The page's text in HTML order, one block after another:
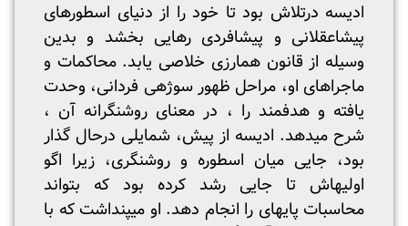
ادیسه درتلاش بود تا خود را از دنیای اسطوره­ای
پیشاعقلانی و پیشافردی رهایی بخشد و بدین
وسیله از قانون هم­ارزی خلاصی یابد. محاکمات و
ماجراهای او، مراحل ظهور سوژه­ی فردانی، وحدت
یافته و هدفمند را ، در معنای روشنگرانه آن ،
شرح می­دهد. ادیسه از پیش، شمایلی درحال گذار
بود، جایی میان اسطوره و روشنگری، زیرا اگو
اولیه­اش تا جایی رشد کرده بود که بتواند
محاسبات پایه­ای را انجام دهد. او می­پنداشت كه با